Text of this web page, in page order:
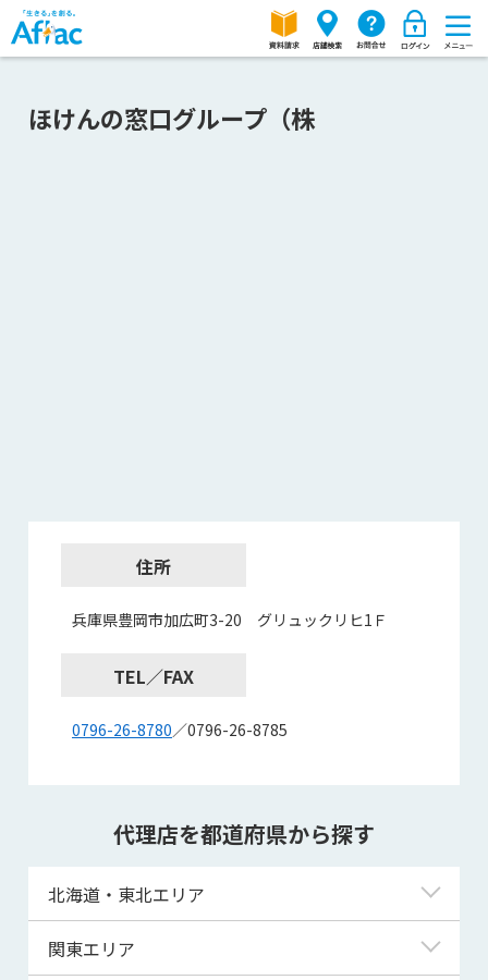
ほけんの窓口グループ（株
住所
兵庫県豊岡市加広町3-20 グリュックリヒ1Ｆ
TEL／FAX
0796-26-8780／0796-26-8785
代理店を都道府県から探す
北海道・東北エリア
北海道
関東エリア